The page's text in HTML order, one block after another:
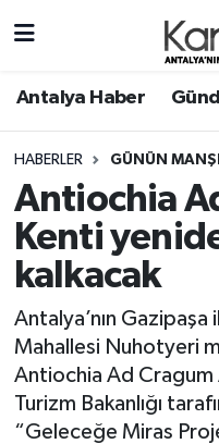
Antalya Haber
HABERLER GÜNÜN
Antiochia
Kenti
kalkacak
Antalya’nın
Mahallesi Nuhotyeri
Antiochia Ad
Turizm Bakanlığı
“Geleceğe Miras
Antalya Haber
Dünya
Eğitim
Gündem
Günün Manşetleri
Hava Durumu
Trafik Durumu
Süper Lig Puan
Son Dakika
Haber Arşivi